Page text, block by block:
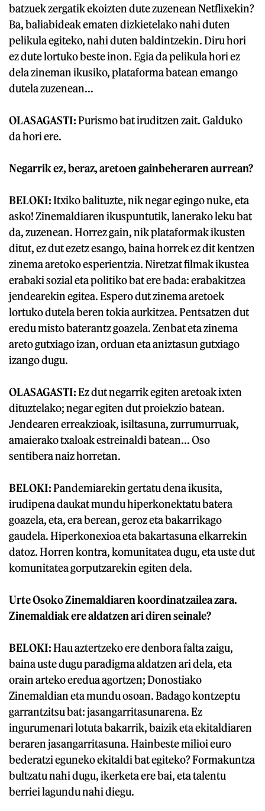
batzuek zergatik ekoizten dute zuzenean Netflixekin?
Ba, baliabideak ematen dizkietelako nahi duten
pelikula egiteko, nahi duten baldintzekin. Diru hori
ez dute lortuko beste inon. Egia da pelikula hori ez
dela zineman ikusiko, plataforma batean emango
dutela zuzenean...
OLASAGASTI:Purismo bat iruditzen zait. Galduko
da hori ere.
Negarrik ez, beraz, aretoen gainbeheraren aurrean?
BELOKI:Itxiko balituzte, nik negar egingo nuke, eta
asko! Zinemaldiaren ikuspuntutik, lanerako leku bat
da, zuzenean. Horrez gain, nik plataformak ikusten
ditut, ez dut ezetz esango, baina horrek ez dit kentzen
zinema aretoko esperientzia. Niretzat filmak ikustea
erabaki sozial eta politiko bat ere bada: erabakitzea
jendearekin egitea. Espero dut zinema aretoek
lortuko dutela beren tokia aurkitzea. Pentsatzen dut
eredu misto baterantz goazela. Zenbat eta zinema
areto gutxiago izan, orduan eta aniztasun gutxiago
izango dugu.
OLASAGASTI:Ez dut negarrik egiten aretoak ixten
dituztelako; negar egiten dut proiekzio batean.
Jendearen erreakzioak, isiltasuna, zurrumurruak,
amaierako txaloak estreinaldi batean... Oso
sentibera naiz horretan.
BELOKI:Pandemiarekin gertatu dena ikusita,
irudipena daukat mundu hiperkonektatu batera
goazela, eta, era berean, geroz eta bakarrikago
gaudela. Hiperkonexioa eta bakartasuna elkarrekin
datoz. Horren kontra, komunitatea dugu, eta uste dut
komunitatea gorputzarekin egiten dela.
Urte Osoko Zinemaldiaren koordinatzailea zara.
Zinemaldiak ere aldatzen ari diren seinale?
BELOKI:Hau aztertzeko ere denbora falta zaigu,
baina uste dugu paradigma aldatzen ari dela, eta
orain arteko eredua agortzen; Donostiako
Zinemaldian eta mundu osoan. Badago kontzeptu
garrantzitsu bat: jasangarritasunarena. Ez
ingurumenari lotuta bakarrik, baizik eta ekitaldiaren
beraren jasangarritasuna. Hainbeste milioi euro
bederatzi eguneko ekitaldi bat egiteko? Formakuntza
bultzatu nahi dugu, ikerketa ere bai, eta talentu
berriei lagundu nahi diegu.